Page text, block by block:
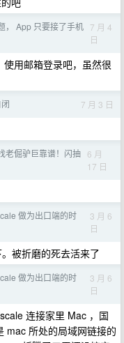
， App 只要接了手机 7 月 4
日
用邮箱登录吧，虽然很
7 月 3 日
老倔驴巨靠谱！闪抽 6 月
17 日
做为出口端的时
3 月 6
日
被折磨的死去活来了
做为出口端的时
3 月 6
日
连接家里 Mac ，国
mac 所处的局域网链接的